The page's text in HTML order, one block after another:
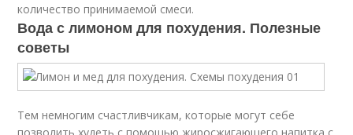
количество принимаемой смеси.
Вода с лимоном для похудения. Полезные
советы
Тем немногим счастливчикам, которые могут себе